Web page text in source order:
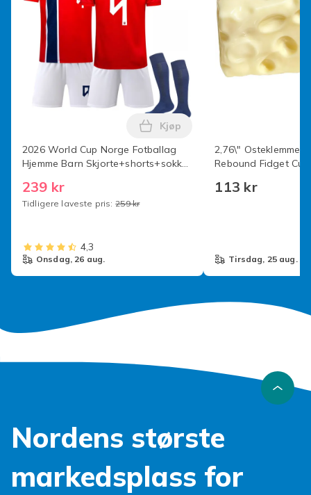
2026 World Cup Norge Fotballag
Hjemme Barn Skjorte+shorts+sokker
239 kr
Tidligere laveste pris: 259 kr
Legg 2026 World Cup Norge
Kjøp
4,3
onsdag, 26 aug.
2,76\" Osteklemme
Rebound Fidget
Sensorisk
113 kr
tirsdag, 25 aug.
Nordens største
markedsplass for